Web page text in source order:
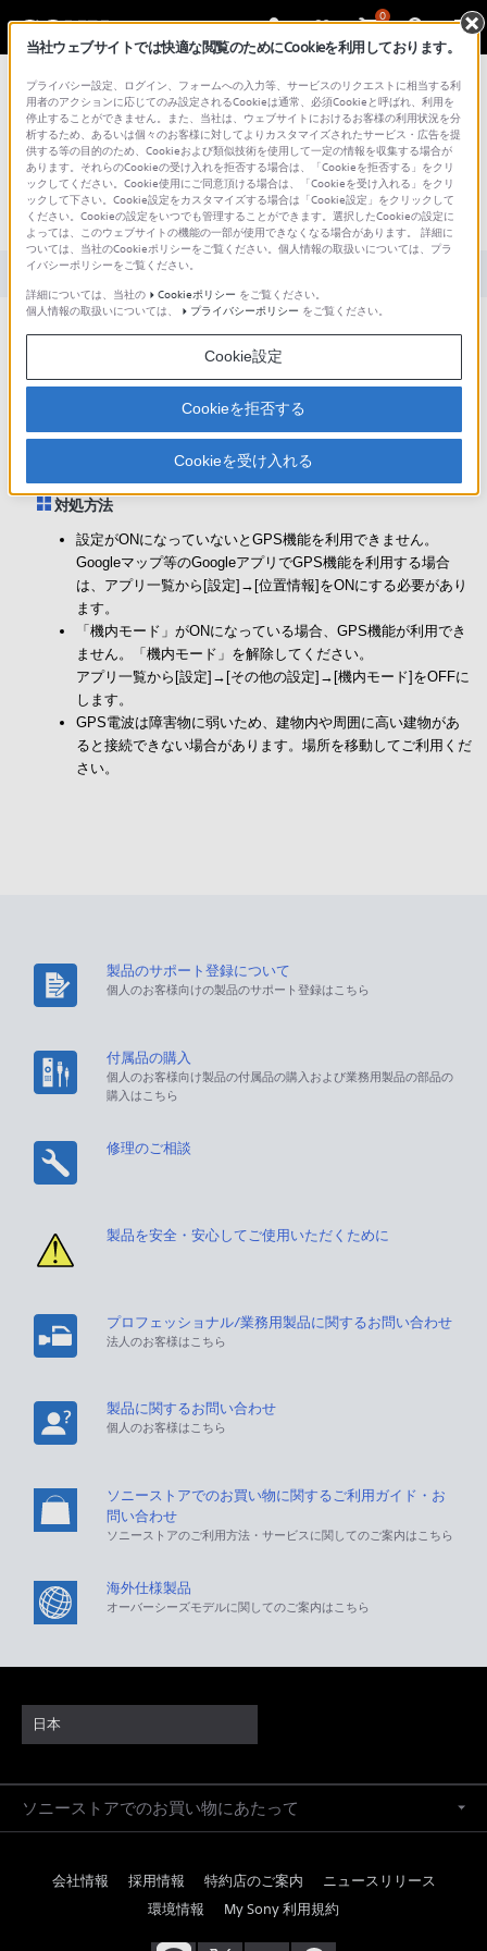
0
総合サポート・お問い合わせ
文書番号 : S1506230072438 / 最終更新日 : 2025/03/11
GPS情報を取得できません。
Xperia Z4 Tablet SOT31
対処方法
設定がONになっていないとGPS機能を利用できません。
Googleマップ等のGoogleアプリでGPS機能を利用する場合
は、アプリ一覧から[設定]→[位置情報]をONにする必要があり
ます。
「機内モード」がONになっている場合、GPS機能が利用でき
ません。「機内モード」を解除してください。
アプリ一覧から[設定]→[その他の設定]→[機内モード]をOFFに
します。
GPS電波は障害物に弱いため、建物内や周囲に高い建物があ
ると接続できない場合があります。場所を移動してご利用くだ
さい。
製品のサポート登録について
個人のお客様向けの製品のサポート登録はこちら
付属品の購入
個人のお客様向け製品の付属品の購入および業務用製品の部品の
購入はこちら
修理のご相談
製品を安全・安心してご使用いただくために
プロフェッショナル/業務用製品に関するお問い合わせ
法人のお客様はこちら
製品に関するお問い合わせ
個人のお客様はこちら
ソニーストアでのお買い物に関するご利用ガイド・お
問い合わせ
ソニーストアのご利用方法・サービスに関してのご案内はこちら
海外仕様製品
オーバーシーズモデルに関してのご案内はこちら
日本
ソニーストアでのお買い物にあたって
会社情報 採用情報 特約店のご案内
ニュースリリース
環境情報
My Sony 利用規約
当社ウェブサイトでは快適な閲覧のためにCookieを利用しております。
プライバシー設定、ログイン、フォームへの入力等、サービスのリクエストに相当する利
用者のアクションに応じてのみ設定されるCookieは通常、必須Cookieと呼ばれ、利用を
停止することができません。また、当社は、ウェブサイトにおけるお客様の利用状況を分
析するため、あるいは個々のお客様に対してよりカスタマイズされたサービス・広告を提
供する等の目的のため、Cookieおよび類似技術を使用して一定の情報を収集する場合が
あります。それらのCookieの受け入れを拒否する場合は、「Cookieを拒否する」をクリ
ックしてください。Cookie使用にご同意頂ける場合は、「Cookieを受け入れる」をクリ
ックして下さい。Cookie設定をカスタマイズする場合は「Cookie設定」をクリックして
ください。Cookieの設定をいつでも管理することができます。選択したCookieの設定に
よっては、このウェブサイトの機能の一部が使用できなくなる場合があります。 詳細に
ついては、当社のCookieポリシーをご覧ください。個人情報の取扱いについては、プラ
イバシーポリシーをご覧ください。
詳細については、当社の
Cookieポリシー をご覧ください。
個人情報の取扱いについては、
プライバシーポリシー をご覧ください。
Cookie設定
Cookieを拒否する
Cookieを受け入れる